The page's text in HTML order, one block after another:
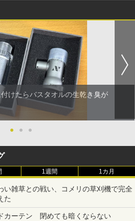
けたらバスタオルの生乾き臭が
● ● ●
1週間 1カ月
い雑草との戦い、コメリの草刈機で完全
た
カーテン 閉めても暗くならない